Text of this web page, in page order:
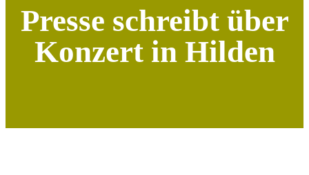
Presse schreibt über
Konzert in Hilden